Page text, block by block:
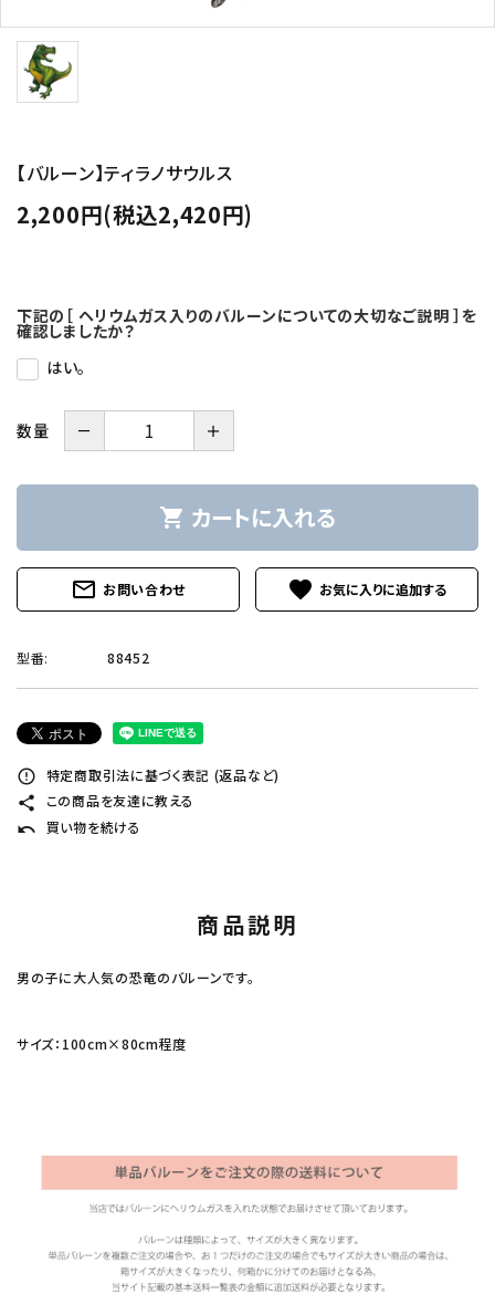
meeting_room ログイン
【バルーン】ティラノサウルス
2,200円(税込2,420円)
下記の［ ヘリウムガス入りのバルーンについての大切なご説明 ］を
確認しましたか？
はい。
数量 － ＋
shopping_cart カートに入れる
mail_outline お問い合わせ favorite
型番: 88452
error_outline 特定商取引法に基づく表記 (返品など)
share この商品を友達に教える
undo 買い物を続ける
商品説明
男の子に大人気の恐竜のバルーンです。
サイズ：100cm×80cm程度